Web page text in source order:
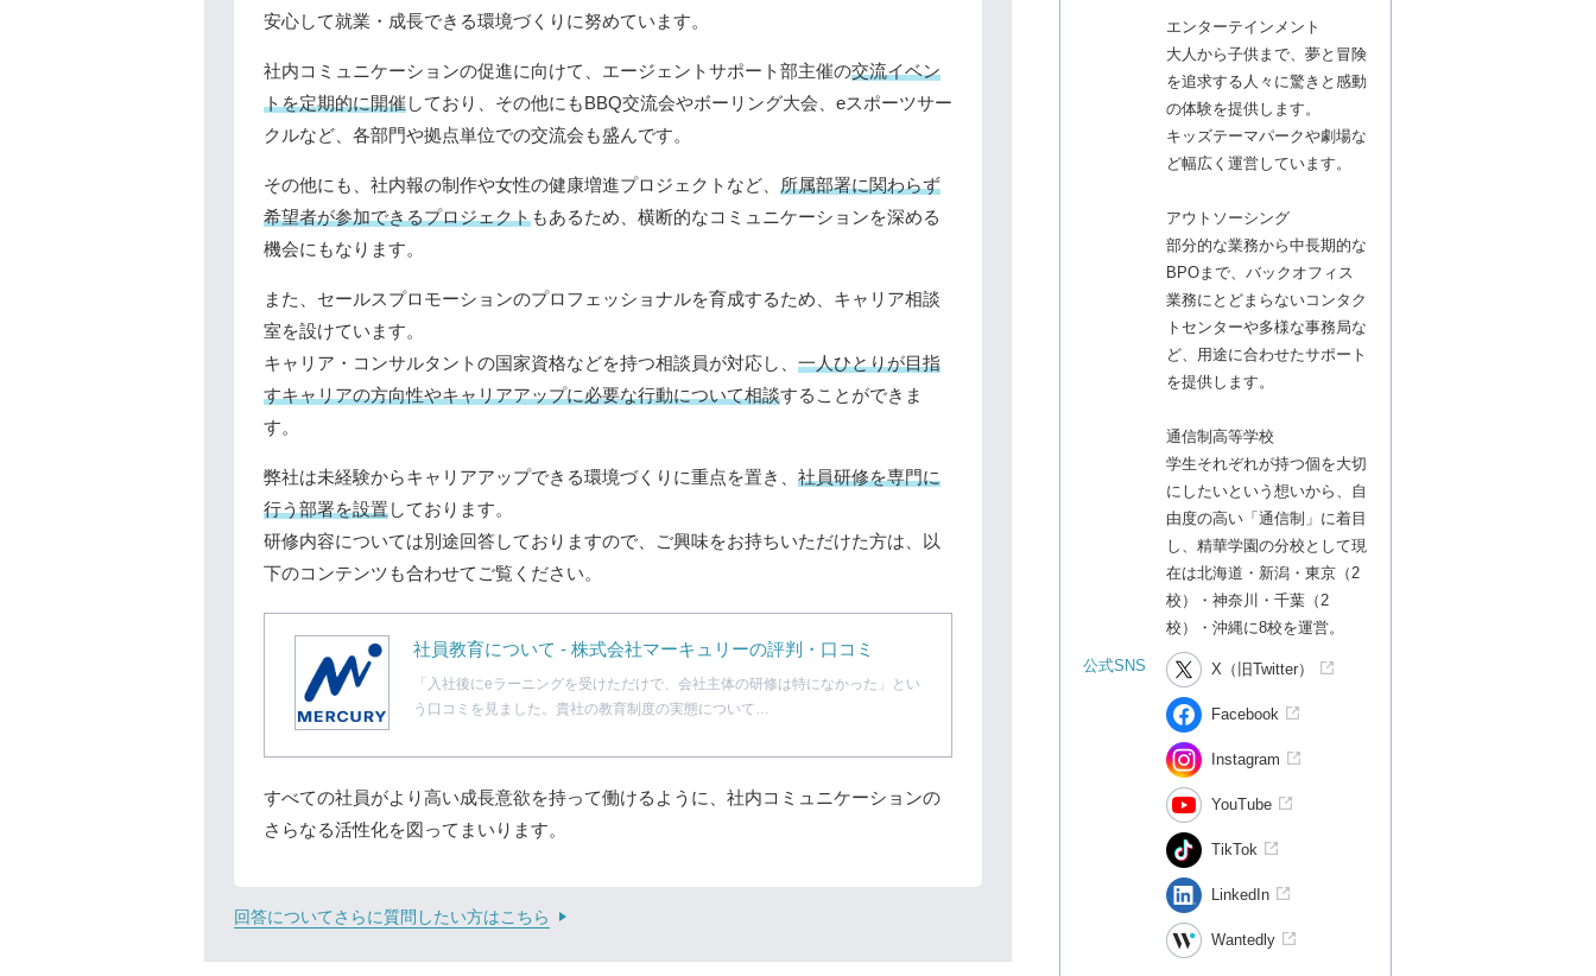
安心して就業・成長できる環境づくりに努めています。
社内コミュニケーションの促進に向けて、エージェントサポート部主催の交流イベン
トを定期的に開催しており、その他にもBBQ交流会やボーリング大会、eスポーツサー
クルなど、各部門や拠点単位での交流会も盛んです。
その他にも、社内報の制作や女性の健康増進プロジェクトなど、 所属部署に関わらず
希望者が参加できるプロジェクトもあるため、横断的なコミュニケーションを深める
機会にもなります。
また、セールスプロモーションのプロフェッショナルを育成するため、キャリア相談
室を設けています。
キャリア・コンサルタントの国家資格などを持つ相談員が対応し、 一人ひとりが目指
すキャリアの方向性やキャリアアップに必要な行動について相談することができま
す。
弊社は未経験からキャリアアップできる環境づくりに重点を置き、 社員研修を専門に
行う部署を設置しております。
研修内容については別途回答しておりますので、ご興味をお持ちいただけた方は、以
下のコンテンツも合わせてご覧ください。
社員教育について - 株式会社マーキュリーの評判・口コミ
「入社後にeラーニングを受けただけで、会社主体の研修は特になかった」とい
う口コミを見ました。貴社の教育制度の実態について…
すべての社員がより高い成長意欲を持って働けるように、社内コミュニケーションの
さらなる活性化を図ってまいります。
回答についてさらに質問したい方はこちら
エンターテインメント
大人から子供まで、夢と冒険
を追求する人々に驚きと感動
の体験を提供します。
キッズテーマパークや劇場な
ど幅広く運営しています。
アウトソーシング
部分的な業務から中長期的な
BPOまで、バックオフィス
業務にとどまらないコンタク
トセンターや多様な事務局な
ど、用途に合わせたサポート
を提供します。
通信制高等学校
学生それぞれが持つ個を大切
にしたいという想いから、自
由度の高い「通信制」に着目
し、精華学園の分校として現
在は北海道・新潟・東京（2
校）・神奈川・千葉（2
校）・沖縄に8校を運営。
公式SNS X（旧Twitter）
Facebook
Instagram
YouTube
TikTok
LinkedIn
Wantedly